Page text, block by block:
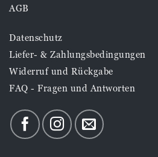
AGB
Datenschutz
Liefer- & Zahlungsbedingungen
Widerruf und Rückgabe
FAQ - Fragen und Antworten